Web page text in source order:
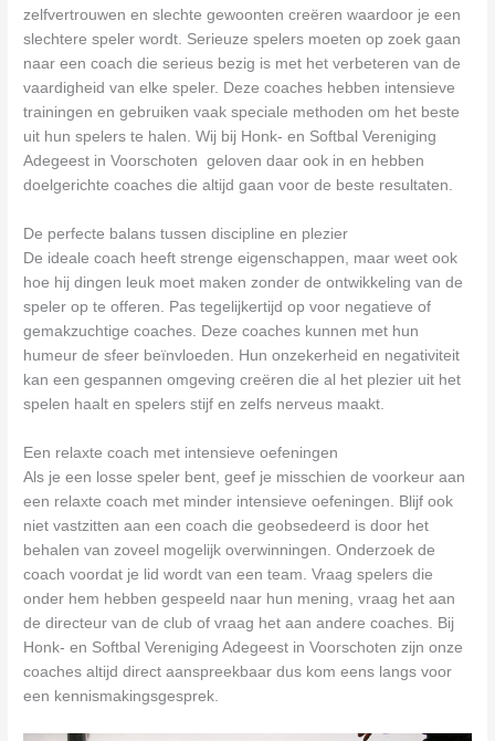
zelfvertrouwen en slechte gewoonten creëren waardoor je een
slechtere speler wordt. Serieuze spelers moeten op zoek gaan
naar een coach die serieus bezig is met het verbeteren van de
vaardigheid van elke speler. Deze coaches hebben intensieve
trainingen en gebruiken vaak speciale methoden om het beste
uit hun spelers te halen. Wij bij Honk- en Softbal Vereniging
Adegeest in Voorschoten geloven daar ook in en hebben
doelgerichte coaches die altijd gaan voor de beste resultaten.
De perfecte balans tussen discipline en plezier
De ideale coach heeft strenge eigenschappen, maar weet ook
hoe hij dingen leuk moet maken zonder de ontwikkeling van de
speler op te offeren. Pas tegelijkertijd op voor negatieve of
gemakzuchtige coaches. Deze coaches kunnen met hun
humeur de sfeer beïnvloeden. Hun onzekerheid en negativiteit
kan een gespannen omgeving creëren die al het plezier uit het
spelen haalt en spelers stijf en zelfs nerveus maakt.
Een relaxte coach met intensieve oefeningen
Als je een losse speler bent, geef je misschien de voorkeur aan
een relaxte coach met minder intensieve oefeningen. Blijf ook
niet vastzitten aan een coach die geobsedeerd is door het
behalen van zoveel mogelijk overwinningen. Onderzoek de
coach voordat je lid wordt van een team. Vraag spelers die
onder hem hebben gespeeld naar hun mening, vraag het aan
de directeur van de club of vraag het aan andere coaches. Bij
Honk- en Softbal Vereniging Adegeest in Voorschoten zijn onze
coaches altijd direct aanspreekbaar dus kom eens langs voor
een kennismakingsgesprek.